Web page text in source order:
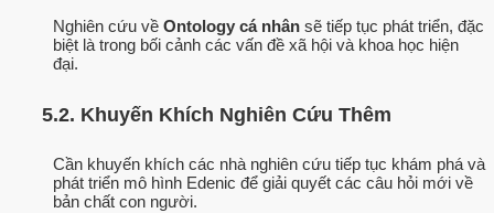
Nghiên cứu về Ontology cá nhân sẽ tiếp tục phát triển, đặc
biệt là trong bối cảnh các vấn đề xã hội và khoa học hiện
đại.
5.2. Khuyến Khích Nghiên Cứu Thêm
Cần khuyến khích các nhà nghiên cứu tiếp tục khám phá và
phát triển mô hình Edenic để giải quyết các câu hỏi mới về
bản chất con người.